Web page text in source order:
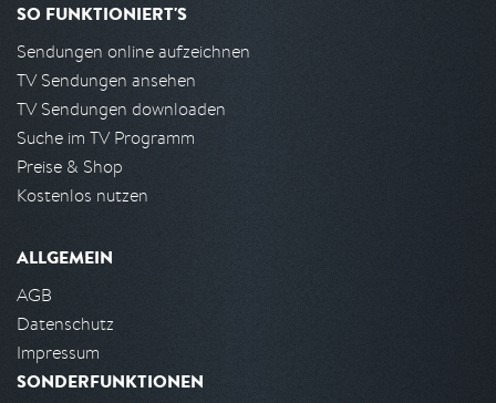
SO FUNKTIONIERT'S
Sendungen online aufzeichnen
TV Sendungen ansehen
TV Sendungen downloaden
Suche im TV Programm
Preise & Shop
Kostenlos nutzen
ALLGEMEIN
AGB
Datenschutz
Impressum
SONDERFUNKTIONEN